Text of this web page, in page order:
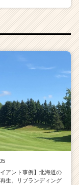
アント事例】北海道の
生。リブランディング